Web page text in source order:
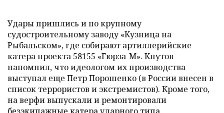
Удары пришлись и по крупному
судостроительному заводу «Кузница на
Рыбальском», где собирают артиллерийские
катера проекта 58155 «Гюрза-М». Кнутов
напомнил, что идеологом их производства
выступал еще Петр Порошенко (в России внесен в
список террористов и экстремистов). Кроме того,
на верфи выпускали и ремонтировали